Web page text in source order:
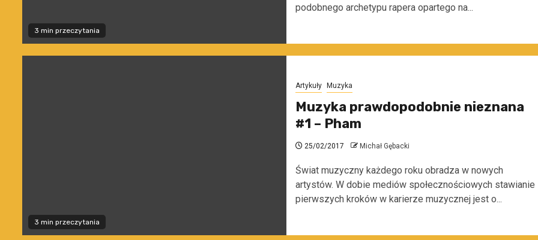
3 min przeczytania
podobnego archetypu rapera opartego na...
3 min przeczytania
Artykuły Muzyka
Muzyka prawdopodobnie nieznana
#1 – Pham
25/02/2017 Michał Gębacki
Świat muzyczny każdego roku obradza w nowych
artystów. W dobie mediów społecznościowych stawianie
pierwszych kroków w karierze muzycznej jest o...